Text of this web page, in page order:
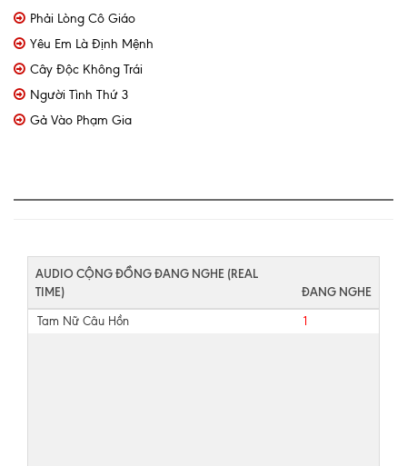
Phải Lòng Cô Giáo
Yêu Em Là Định Mệnh
Cây Độc Không Trái
Người Tình Thứ 3
Gả Vào Phạm Gia
AUDIO CỘNG ĐỒNG ĐANG NGHE (REAL
TIME)
ĐANG NGHE
Tam Nữ Câu Hồn 1